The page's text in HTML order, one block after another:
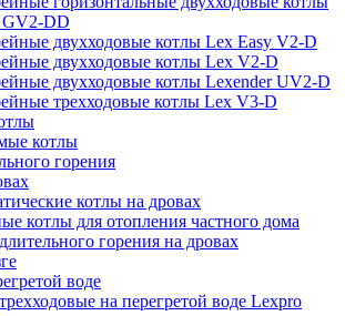
DD
двухходовые котлы Lex Easy V2-D
двухходовые котлы Lex V2-D
двухходовые котлы Lexender UV2-D
трехходовые котлы Lex V3-D
котлы
горения
котлы на дровах
котлы для отопления частного дома
горения на дровах
воде
на перегретой воде Lexpro